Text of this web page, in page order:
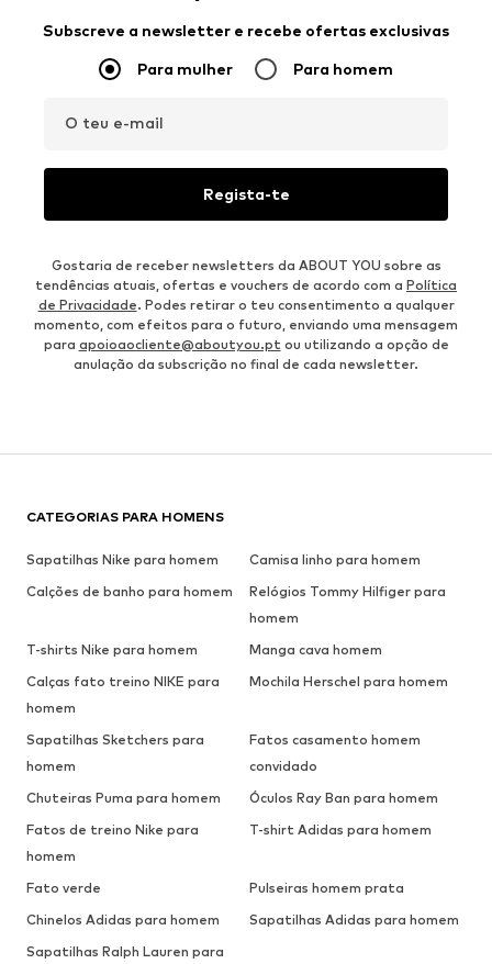
Subscreve a newsletter e recebe ofertas exclusivas
Para mulher Para homem
O teu e-mail
Regista-te
Gostaria de receber newsletters da ABOUT YOU sobre as
tendências atuais, ofertas e vouchers de acordo com a Política
de Privacidade. Podes retirar o teu consentimento a qualquer
momento, com efeitos para o futuro, enviando uma mensagem
para apoioaocliente@aboutyou.pt ou utilizando a opção de
anulação da subscrição no final de cada newsletter.
CATEGORIAS PARA HOMENS
Sapatilhas Nike para homem
Camisa linho para homem
Calções de banho para homem
Relógios Tommy Hilfiger para
homem
T-shirts Nike para homem
Manga cava homem
Calças fato treino NIKE para
homem
Mochila Herschel para homem
Sapatilhas Sketchers para
homem
Fatos casamento homem
convidado
Chuteiras Puma para homem
Óculos Ray Ban para homem
Fatos de treino Nike para
homem
T-shirt Adidas para homem
Fato verde
Pulseiras homem prata
Chinelos Adidas para homem
Sapatilhas Adidas para homem
Sapatilhas Ralph Lauren para